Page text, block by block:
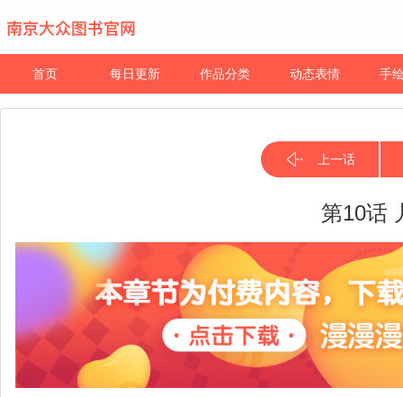
首页 每日更新 作品分类 动态表情 手
上一话
第10话